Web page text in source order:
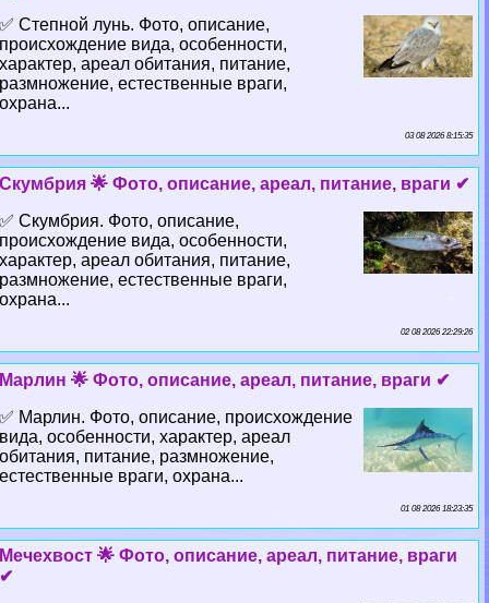
✅ Степной лунь. Фото, описание,
происхождение вида, особенности,
хаpaктер, ареал обитания, питание,
размножение, естественные враги,
охрана...
03 08 2026 8:15:35
Скумбрия 🌟 Фото, описание, ареал, питание, враги ✔
✅ Скумбрия. Фото, описание,
происхождение вида, особенности,
хаpaктер, ареал обитания, питание,
размножение, естественные враги,
охрана...
02 08 2026 22:29:26
Марлин 🌟 Фото, описание, ареал, питание, враги ✔
✅ Марлин. Фото, описание, происхождение
вида, особенности, хаpaктер, ареал
обитания, питание, размножение,
естественные враги, охрана...
01 08 2026 18:23:35
Мечехвост 🌟 Фото, описание, ареал, питание, враги
✔